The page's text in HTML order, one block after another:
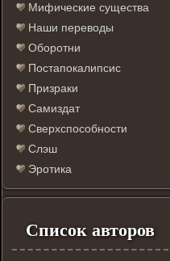
Мифические существа
Наши переводы
Оборотни
Постапокалипсис
Призраки
Самиздат
Сверхспособности
Слэш
Эротика
Список авторов